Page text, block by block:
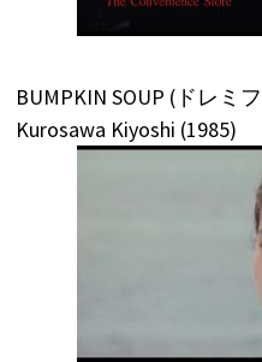
BUMPKIN SOUP (ドレミ
Kurosawa Kiyoshi (1985)